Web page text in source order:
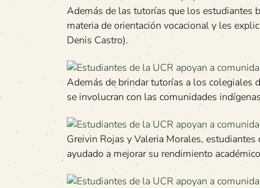
Además de las tutorías que los estudiantes
materia de orientación vocacional y les
Denis Castro).
Además de brindar tutorías a los colegiales
se involucran con las comunidades
Greivin Rojas y Valeria Morales,
ayudado a mejorar su rendimiento